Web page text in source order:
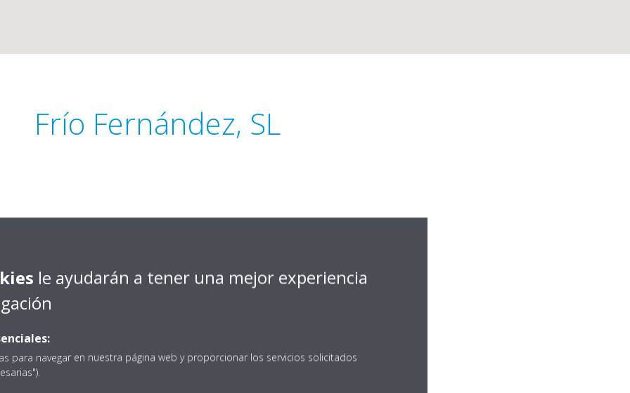
Frío Fernández, SL
Córdobale ayudarán a tener una mejor experiencia
para navegar en nuestra página web y proporcionar los servicios solicitados